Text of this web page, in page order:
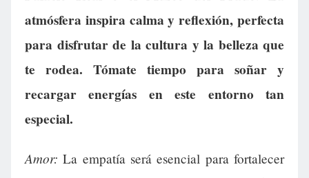
atmósfera inspira calma y reflexión, perfecta
para disfrutar de la cultura y la belleza que
te rodea. Tómate tiempo para soñar y
recargar energías en este entorno tan
especial.
Amor: La empatía será esencial para fortalecer